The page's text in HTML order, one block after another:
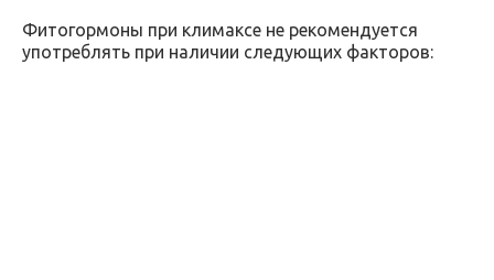
Фитогормоны при климаксе не рекомендуется
употреблять при наличии следующих факторов: